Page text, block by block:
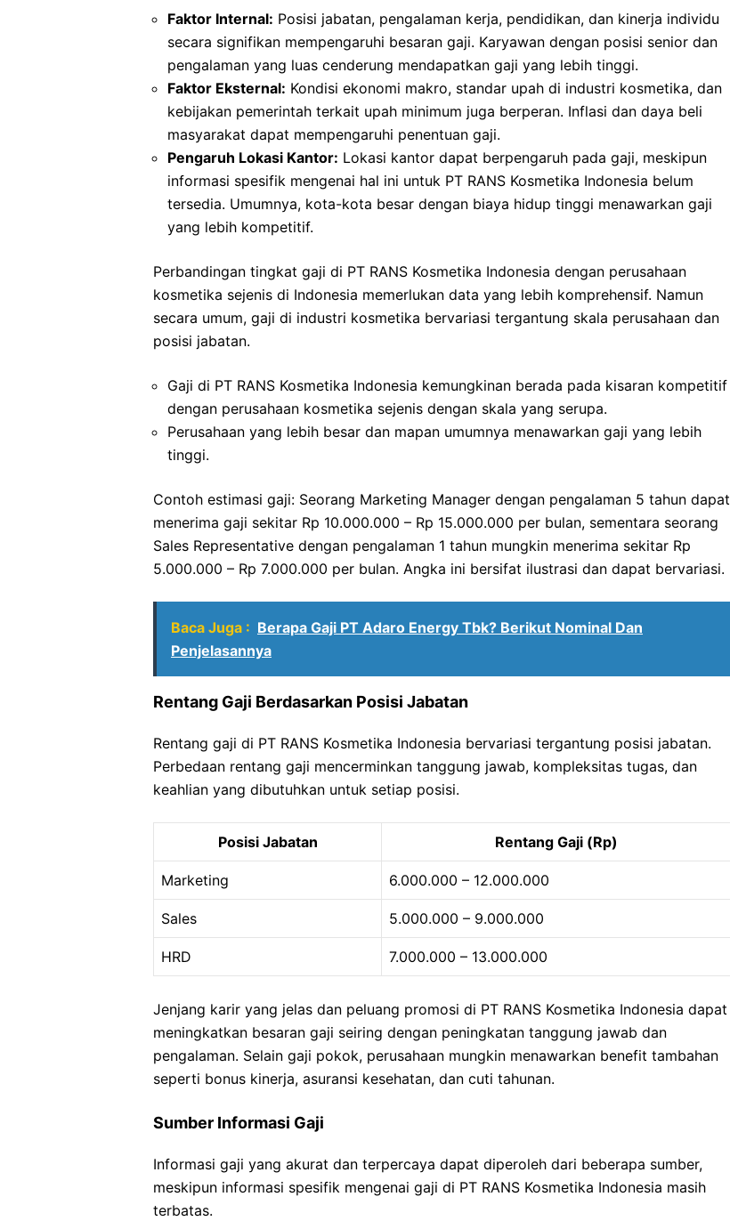
Faktor Internal: Posisi jabatan, pengalaman kerja, pendidikan, dan kinerja individu
secara signifikan mempengaruhi besaran gaji. Karyawan dengan posisi senior dan
pengalaman yang luas cenderung mendapatkan gaji yang lebih tinggi.
Faktor Eksternal: Kondisi ekonomi makro, standar upah di industri kosmetika, dan
kebijakan pemerintah terkait upah minimum juga berperan. Inflasi dan daya beli
masyarakat dapat mempengaruhi penentuan gaji.
Pengaruh Lokasi Kantor: Lokasi kantor dapat berpengaruh pada gaji, meskipun
informasi spesifik mengenai hal ini untuk PT RANS Kosmetika Indonesia belum
tersedia. Umumnya, kota-kota besar dengan biaya hidup tinggi menawarkan gaji
yang lebih kompetitif.
Perbandingan tingkat gaji di PT RANS Kosmetika Indonesia dengan perusahaan
kosmetika sejenis di Indonesia memerlukan data yang lebih komprehensif. Namun
secara umum, gaji di industri kosmetika bervariasi tergantung skala perusahaan dan
posisi jabatan.
Gaji di PT RANS Kosmetika Indonesia kemungkinan berada pada kisaran kompetitif
dengan perusahaan kosmetika sejenis dengan skala yang serupa.
Perusahaan yang lebih besar dan mapan umumnya menawarkan gaji yang lebih
tinggi.
Contoh estimasi gaji: Seorang Marketing Manager dengan pengalaman 5 tahun dapat
menerima gaji sekitar Rp 10.000.000 – Rp 15.000.000 per bulan, sementara seorang
Sales Representative dengan pengalaman 1 tahun mungkin menerima sekitar Rp
5.000.000 – Rp 7.000.000 per bulan. Angka ini bersifat ilustrasi dan dapat bervariasi.
Baca Juga : Berapa Gaji PT Adaro Energy Tbk? Berikut Nominal Dan
Penjelasannya
Rentang Gaji Berdasarkan Posisi Jabatan
Rentang gaji di PT RANS Kosmetika Indonesia bervariasi tergantung posisi jabatan.
Perbedaan rentang gaji mencerminkan tanggung jawab, kompleksitas tugas, dan
keahlian yang dibutuhkan untuk setiap posisi.
Posisi Jabatan Rentang Gaji (Rp)
Marketing 6.000.000 – 12.000.000
Sales 5.000.000 – 9.000.000
HRD 7.000.000 – 13.000.000
Jenjang karir yang jelas dan peluang promosi di PT RANS Kosmetika Indonesia dapat
meningkatkan besaran gaji seiring dengan peningkatan tanggung jawab dan
pengalaman. Selain gaji pokok, perusahaan mungkin menawarkan benefit tambahan
seperti bonus kinerja, asuransi kesehatan, dan cuti tahunan.
Sumber Informasi Gaji
Informasi gaji yang akurat dan terpercaya dapat diperoleh dari beberapa sumber,
meskipun informasi spesifik mengenai gaji di PT RANS Kosmetika Indonesia masih
terbatas.